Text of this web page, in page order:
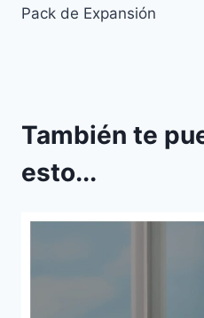
Pack de Expansión
También te
esto...